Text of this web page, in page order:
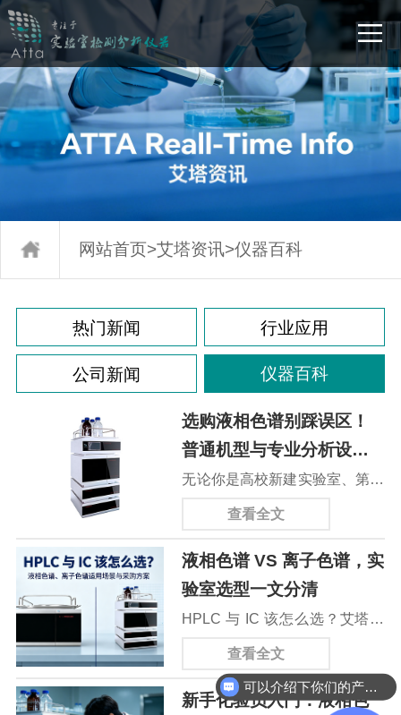
网站首页>艾塔资讯>仪器百科
热门新闻 行业应用
公司新闻 仪器百科
选购液相色谱别踩误区！
普通机型与专业分析设备
核心差距科普
无论你是高校新建实验室、第三
方检测机构扩项，还是企业自建
耐用性兼顾的专业高效液相色谱
仪，才是性价比更高的长期选
择。
查看全文
液相色谱 VS 离子色谱，实
验室选型一文分清
HPLC 与 IC 该怎么选？艾塔带
你理清液相色谱、离子色谱适用
场景与采购方案
查看全文
新手化验员入门：液相色
可以介绍下你们的产品么